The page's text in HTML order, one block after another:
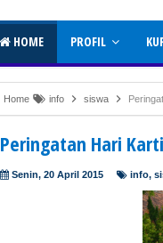
HOME PROFIL
Home info siswa
Peringatan Hari
Senin, 20 April 2015 info,